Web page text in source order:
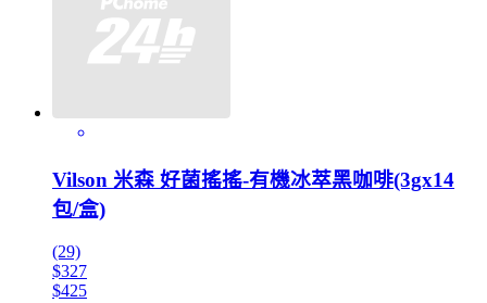
Vilson 米森 好菌搖搖-有機冰萃黑咖啡(3gx14
包/盒)
(29)
$327
$425